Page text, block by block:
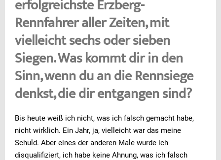
erfolgreichste Erzberg-
Rennfahrer aller Zeiten, mit
vielleicht sechs oder sieben
Siegen. Was kommt dir in den
Sinn, wenn du an die Rennsiege
denkst, die dir entgangen sind?
Bis heute weiß ich nicht, was ich falsch gemacht habe,
nicht wirklich. Ein Jahr, ja, vielleicht war das meine
Schuld. Aber eines der anderen Male wurde ich
disqualifiziert, ich habe keine Ahnung, was ich falsch